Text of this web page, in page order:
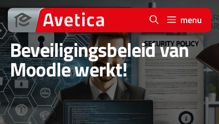
Ga
naar
de
inhoud
menu
Beveiligingsbeleid van
Moodle werkt!